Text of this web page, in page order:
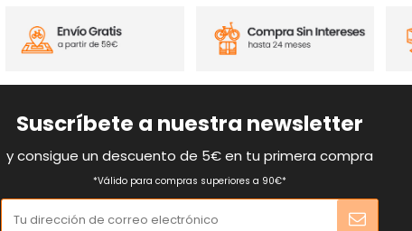
Suscríbete a nuestra newsletter
y consigue un descuento de 5€ en tu primera compra
*Válido para compras superiores a 90€*